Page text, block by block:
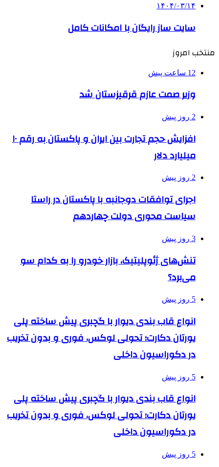
۱۴۰۴/۰۳/۱۴
سایت ساز رایگان با امکانات کامل
منتخب امروز
12 ساعت پیش
وزیر صمت عازم قرقیزستان شد
2 روز پیش
افزایش حجم تجارت بین ایران و پاکستان به رقم ۱۰
میلیارد دلار
2 روز پیش
اجرای توافقات دوجانبه با پاکستان در راستا
سیاست محوری دولت چهاردهم
3 روز پیش
تنش‌های ژئوپلیتیک، بازار خودرو را به کدام سو
می‌برد؟
5 روز پیش
انواع قاب بندی دیوار با گچبری پیش ساخته پلی
یورتان دکارت؛ تحولی لوکس، فوری و بدون تخریب
در دکوراسیون داخلی
5 روز پیش
انواع قاب بندی دیوار با گچبری پیش ساخته پلی
یورتان دکارت؛ تحولی لوکس، فوری و بدون تخریب
در دکوراسیون داخلی
5 روز پیش